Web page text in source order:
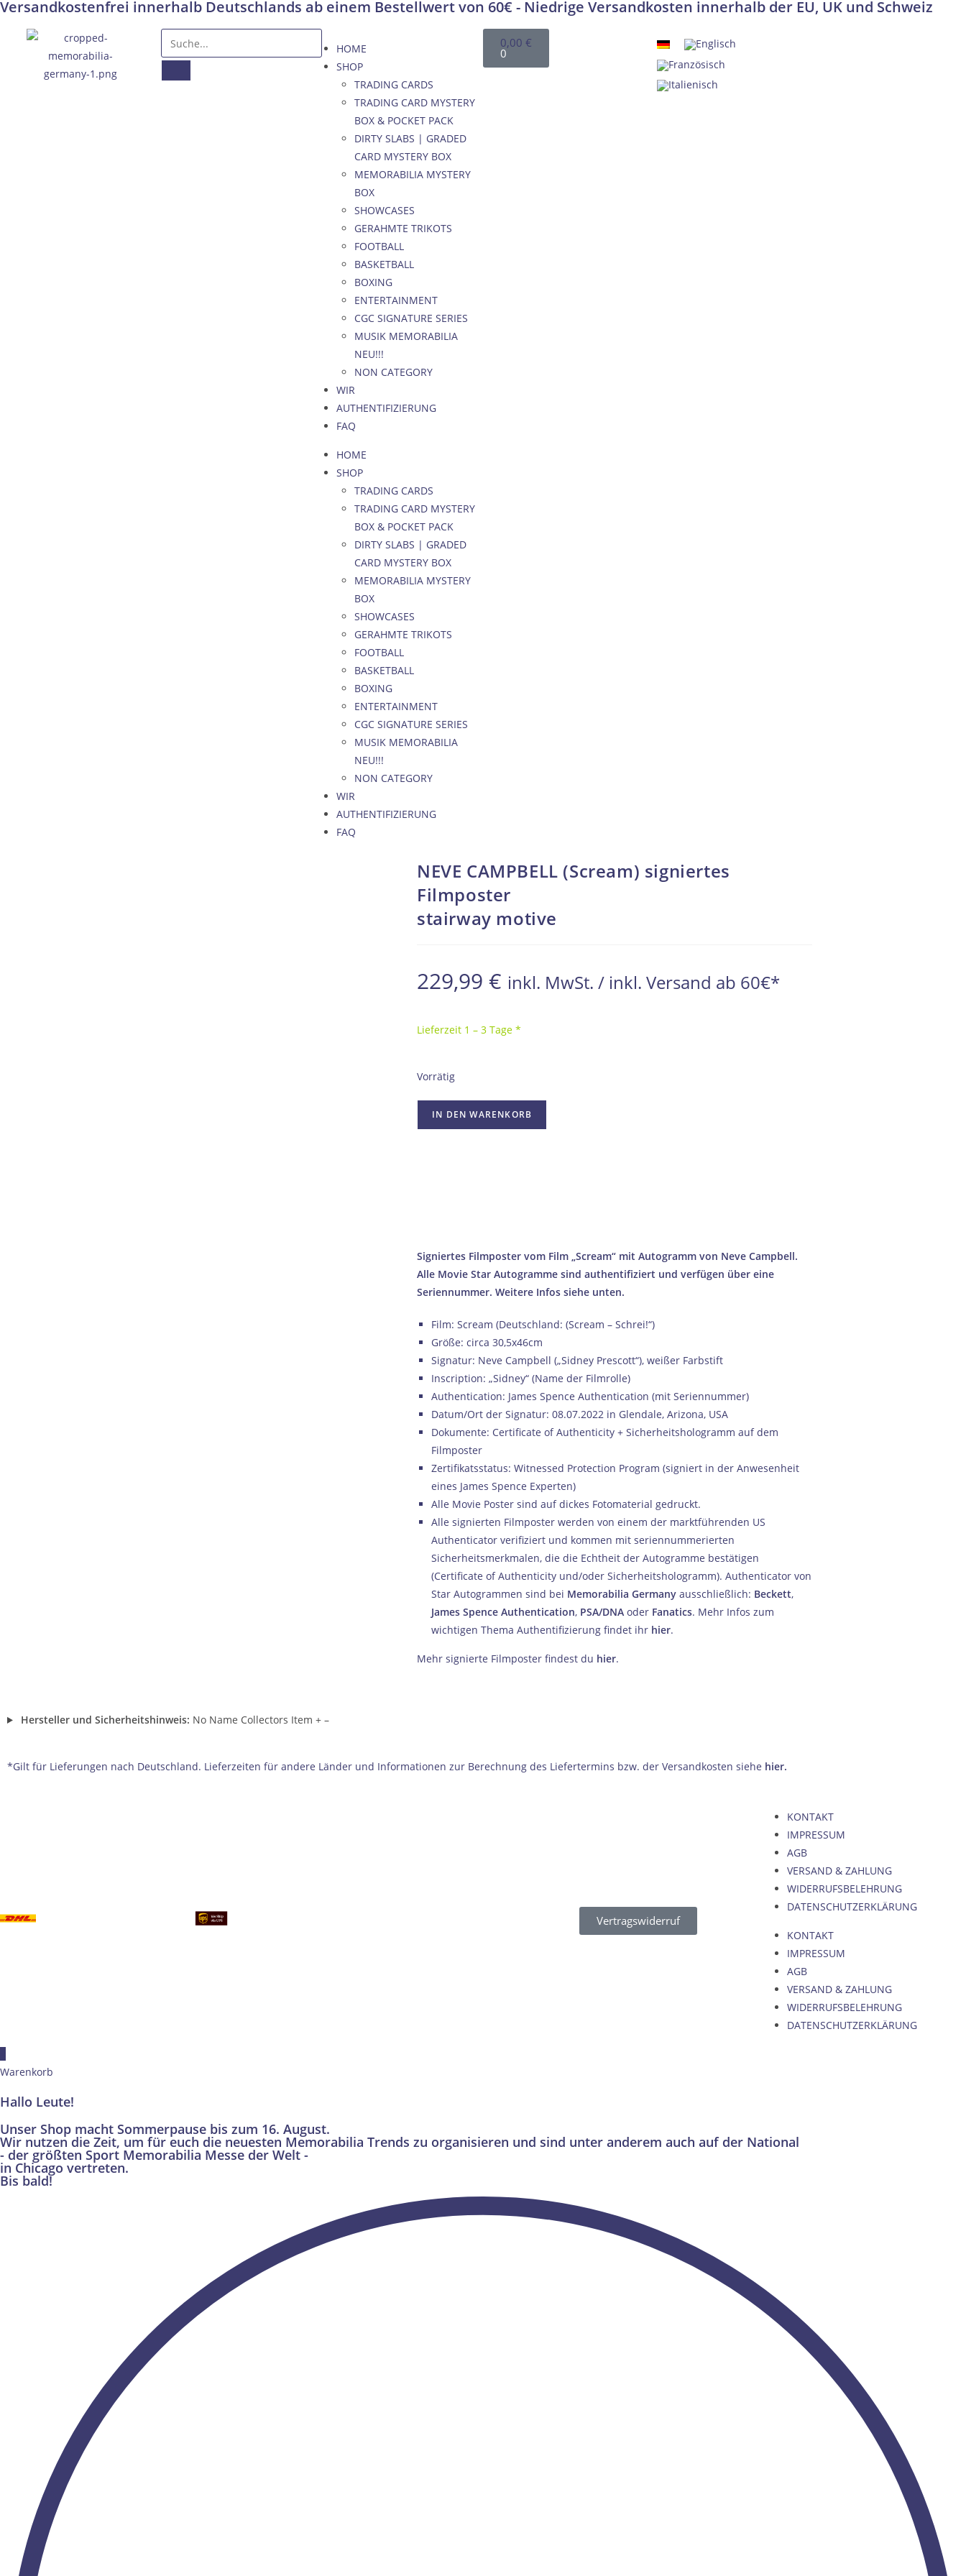
Versandkostenfrei innerhalb Deutschlands ab einem Bestellwert von 60€ - Niedrige Versandkosten innerhalb der EU, UK und Schweiz
HOME
SHOP
TRADING CARDS
TRADING CARD MYSTERY
BOX & POCKET PACK
DIRTY SLABS | GRADED
CARD MYSTERY BOX
MEMORABILIA MYSTERY
BOX
SHOWCASES
GERAHMTE TRIKOTS
FOOTBALL
BASKETBALL
BOXING
ENTERTAINMENT
CGC SIGNATURE SERIES
MUSIK MEMORABILIA
NEU!!!
NON CATEGORY
WIR
AUTHENTIFIZIERUNG
FAQ
HOME
SHOP
TRADING CARDS
TRADING CARD MYSTERY
BOX & POCKET PACK
DIRTY SLABS | GRADED
CARD MYSTERY BOX
MEMORABILIA MYSTERY
BOX
SHOWCASES
GERAHMTE TRIKOTS
FOOTBALL
BASKETBALL
BOXING
ENTERTAINMENT
CGC SIGNATURE SERIES
MUSIK MEMORABILIA
NEU!!!
NON CATEGORY
WIR
AUTHENTIFIZIERUNG
FAQ
0,00 €
0
NEVE CAMPBELL (Scream) signiertes
Filmposter
stairway motive
229,99 € inkl. MwSt. / inkl. Versand ab 60€*
Lieferzeit 1 – 3 Tage *
Vorrätig
IN DEN WARENKORB
Signiertes Filmposter vom Film „Scream“ mit Autogramm von Neve Campbell.
Alle Movie Star Autogramme sind authentifiziert und verfügen über eine
Seriennummer. Weitere Infos siehe unten.
Film: Scream (Deutschland: (Scream – Schrei!“)
Größe: circa 30,5x46cm
Signatur: Neve Campbell („Sidney Prescott“), weißer Farbstift
Inscription: „Sidney“ (Name der Filmrolle)
Authentication: James Spence Authentication (mit Seriennummer)
Datum/Ort der Signatur: 08.07.2022 in Glendale, Arizona, USA
Dokumente: Certificate of Authenticity + Sicherheitshologramm auf dem
Filmposter
Zertifikatsstatus: Witnessed Protection Program (signiert in der Anwesenheit
eines James Spence Experten)
Alle Movie Poster sind auf dickes Fotomaterial gedruckt.
Alle signierten Filmposter werden von einem der marktführenden US
Authenticator verifiziert und kommen mit seriennummerierten
Sicherheitsmerkmalen, die die Echtheit der Autogramme bestätigen
(Certificate of Authenticity und/oder Sicherheitshologramm). Authenticator von
Star Autogrammen sind bei Memorabilia Germany ausschließlich: Beckett,
James Spence Authentication, PSA/DNA oder Fanatics. Mehr Infos zum
wichtigen Thema Authentifizierung findet ihr hier.
Mehr signierte Filmposter findest du hier.
Hersteller und Sicherheitshinweis: No Name Collectors Item + –
*Gilt für Lieferungen nach Deutschland. Lieferzeiten für andere Länder und Informationen zur Berechnung des Liefertermins bzw. der Versandkosten siehe hier.
Vertragswiderruf
KONTAKT
IMPRESSUM
AGB
VERSAND & ZAHLUNG
WIDERRUFSBELEHRUNG
DATENSCHUTZERKLÄRUNG
KONTAKT
IMPRESSUM
AGB
VERSAND & ZAHLUNG
WIDERRUFSBELEHRUNG
DATENSCHUTZERKLÄRUNG
Warenkorb
Hallo Leute!
Unser Shop macht Sommerpause bis zum 16. August.
Wir nutzen die Zeit, um für euch die neuesten Memorabilia Trends zu organisieren und sind unter anderem auch auf der National
- der größten Sport Memorabilia Messe der Welt -
in Chicago vertreten.
Bis bald!